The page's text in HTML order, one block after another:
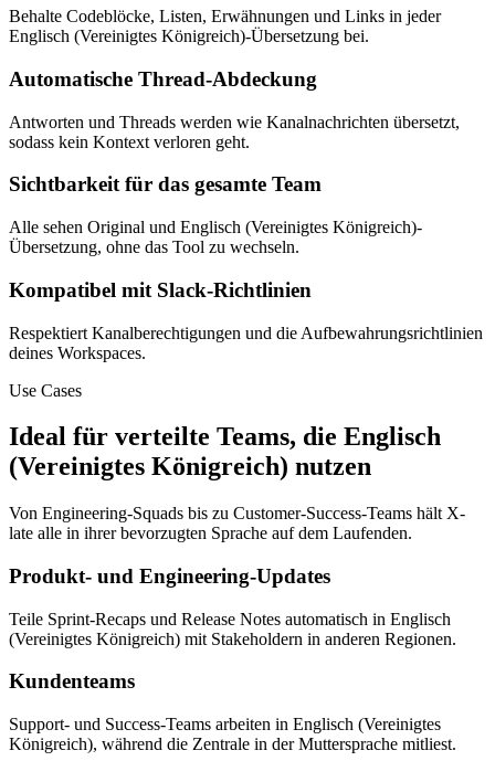
Behalte Codeblöcke, Listen, Erwähnungen und Links in jeder
Englisch (Vereinigtes Königreich)-Übersetzung bei.
Automatische Thread-Abdeckung
Antworten und Threads werden wie Kanalnachrichten übersetzt,
sodass kein Kontext verloren geht.
Sichtbarkeit für das gesamte Team
Alle sehen Original und Englisch (Vereinigtes Königreich)-
Übersetzung, ohne das Tool zu wechseln.
Kompatibel mit Slack-Richtlinien
Respektiert Kanalberechtigungen und die Aufbewahrungsrichtlinien
deines Workspaces.
Use Cases
Ideal für verteilte Teams, die Englisch
(Vereinigtes Königreich) nutzen
Von Engineering-Squads bis zu Customer-Success-Teams hält X-
late alle in ihrer bevorzugten Sprache auf dem Laufenden.
Produkt- und Engineering-Updates
Teile Sprint-Recaps und Release Notes automatisch in Englisch
(Vereinigtes Königreich) mit Stakeholdern in anderen Regionen.
Kundenteams
Support- und Success-Teams arbeiten in Englisch (Vereinigtes
Königreich), während die Zentrale in der Muttersprache mitliest.